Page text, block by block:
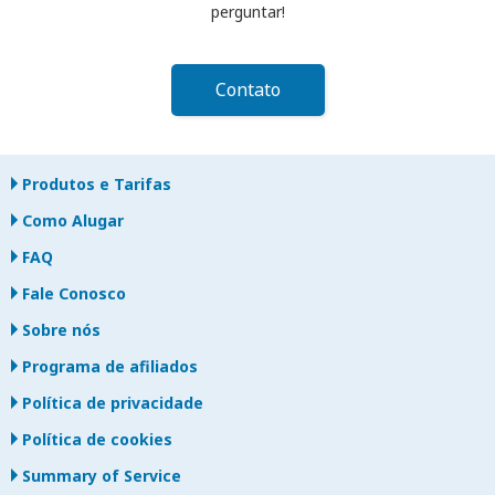
perguntar!
Contato
Produtos e Tarifas
Como Alugar
FAQ
Fale Conosco
Sobre nós
Programa de afiliados
Política de privacidade
Política de cookies
Summary of Service